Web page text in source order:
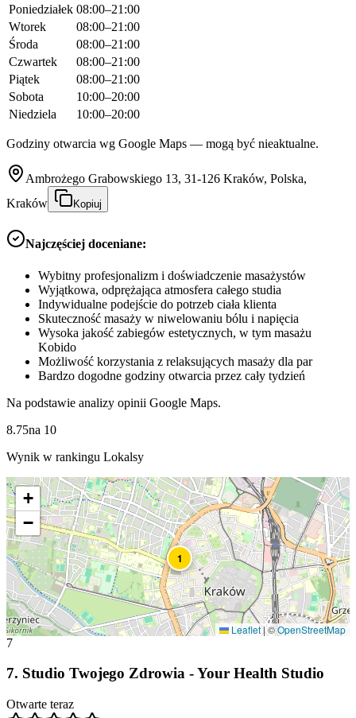
Poniedziałek 08:00–21:00
Wtorek
08:00–21:00
Środa
08:00–21:00
Czwartek
08:00–21:00
Piątek
08:00–21:00
Sobota
10:00–20:00
Niedziela
10:00–20:00
Godziny otwarcia wg Google Maps — mogą być nieaktualne.
Ambrożego Grabowskiego 13, 31-126 Kraków, Polska,
Kraków
Kopiuj
Najczęściej doceniane:
Wybitny profesjonalizm i doświadczenie masażystów
Wyjątkowa, odprężająca atmosfera całego studia
Indywidualne podejście do potrzeb ciała klienta
Skuteczność masaży w niwelowaniu bólu i napięcia
Wysoka jakość zabiegów estetycznych, w tym masażu
Kobido
Możliwość korzystania z relaksujących masaży dla par
Bardzo dogodne godziny otwarcia przez cały tydzień
Na podstawie analizy opinii Google Maps.
8.75na 10
Wynik w rankingu Lokalsy
1
+
−
Leaflet|©OpenStreetMap
7
7. Studio Twojego Zdrowia - Your Health Studio
Otwarte teraz